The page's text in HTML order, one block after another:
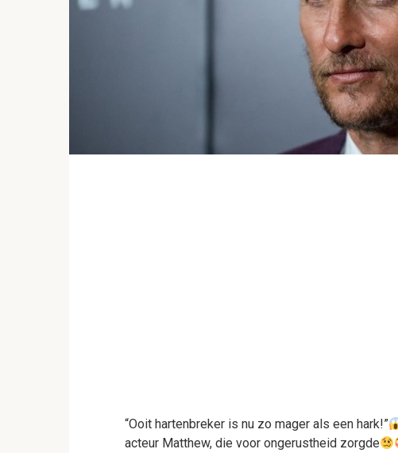
“Ooit hartenbreker is nu zo mager als een hark!”
acteur Matthew, die voor ongerustheid zorgde